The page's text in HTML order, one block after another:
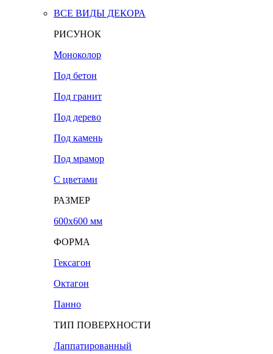
ВСЕ ВИДЫ ДЕКОРА
РИСУНОК
Моноколор
Под бетон
Под гранит
Под дерево
Под камень
Под мрамор
С цветами
РАЗМЕР
600х600 мм
ФОРМА
Гексагон
Октагон
Панно
ТИП ПОВЕРХНОСТИ
Лаппатированный